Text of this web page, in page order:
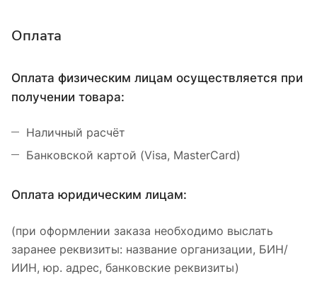
Оплата
Оплата физическим лицам осуществляется при
получении товара:
Наличный расчёт
Банковской картой (Visa, MasterCard)
Оплата юридическим лицам:
(при оформлении заказа необходимо выслать
заранее реквизиты: название организации, БИН/
ИИН, юр. адрес, банковские реквизиты)